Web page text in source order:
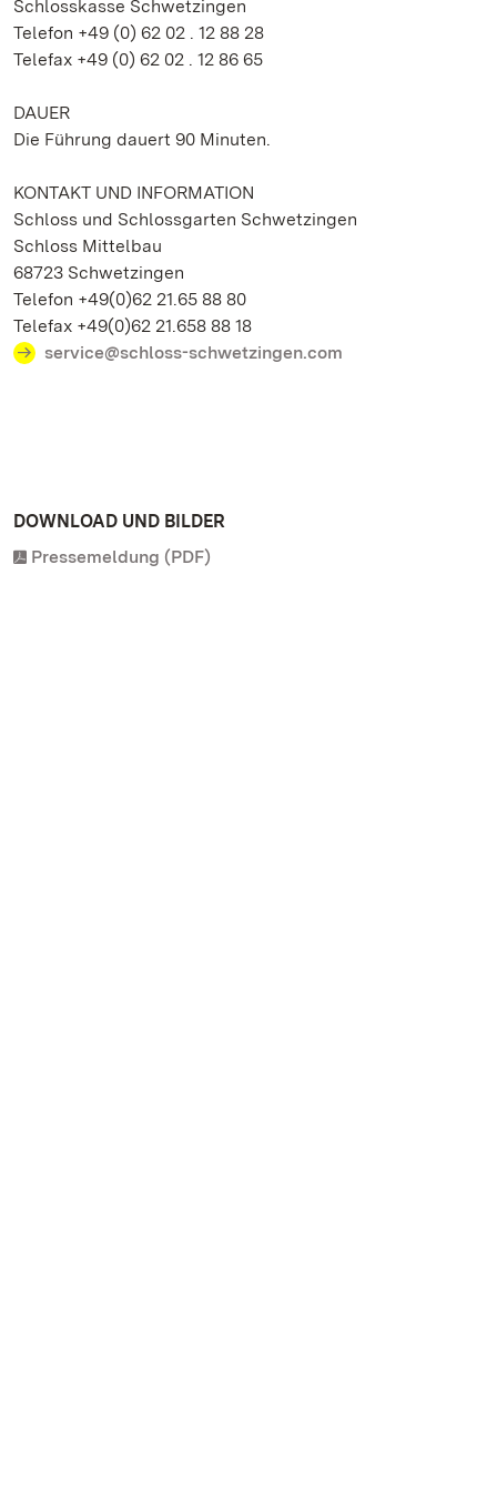
Schlosskasse Schwetzingen
Telefon +49 (0) 62 02 . 12 88 28
Telefax +49 (0) 62 02 . 12 86 65
DAUER
Die Führung dauert 90 Minuten.
KONTAKT UND INFORMATION
Schloss und Schlossgarten Schwetzingen
Schloss Mittelbau
68723 Schwetzingen
Telefon +49(0)62 21.65 88 80
Telefax +49(0)62 21.658 88 18
service@schloss-schwetzingen.com
DOWNLOAD UND BILDER
Pressemeldung (PDF)